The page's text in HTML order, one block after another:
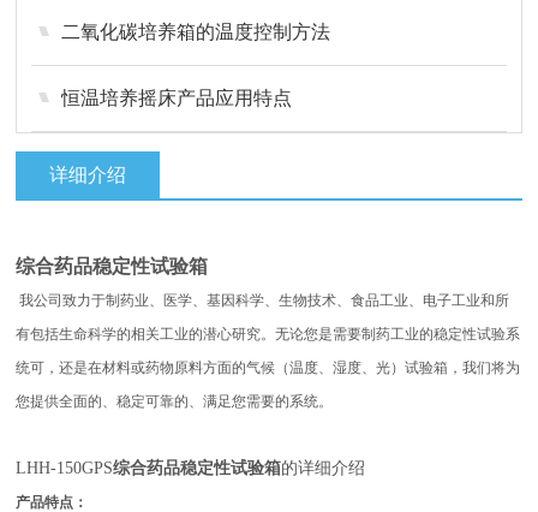
二氧化碳培养箱的温度控制方法
恒温培养摇床产品应用特点
详细介绍
综合药品稳定性试验箱
我公司致力于制药业、医学、基因科学、生物技术、食品工业、电子工业和所
有包括生命科学的相关工业的潜心研究。无论您是需要制药工业的稳定性试验系
统可，还是在材料或药物原料方面的气候（温度、湿度、光）试验箱，我们将为
您提供全面的、稳定可靠的、满足您需要的系统。
LHH-150GPS综合药品稳定性试验箱的详细介绍
产品特点：